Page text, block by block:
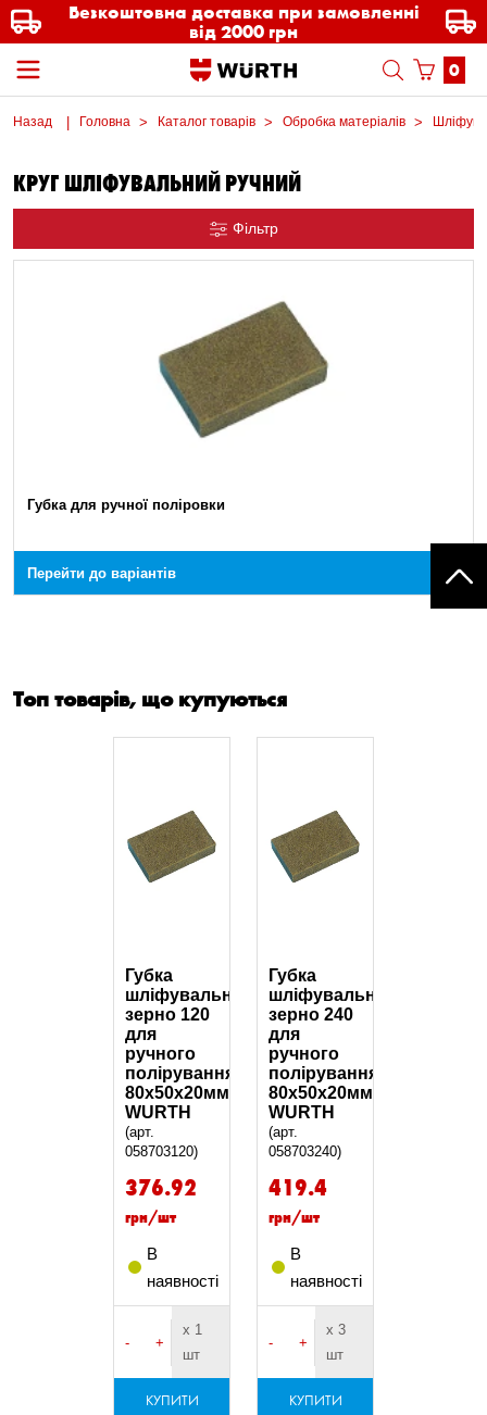
Безкоштовна доставка при замовленні
від 2000 грн
0
Назад Головна Каталог товарів Обробка матеріалів
КРУГ ШЛІФУВАЛЬНИЙ РУЧНИЙ
Фільтр
Губка для ручної поліровки
Перейти до варіантів
Топ товарів, що купуються
Губка
шліфувальна
зерно 120
для
ручного
полірування
80х50х20мм
WURTH
(арт.
058703120)
376.92
грн/шт
В
наявності
- +
х 1
шт
КУПИТИ
Губка
шліфувальна
зерно 240
для
ручного
полірування
80х50х20мм
WURTH
(арт.
058703240)
419.4
грн/шт
В
наявності
- +
х 3
шт
КУПИТИ